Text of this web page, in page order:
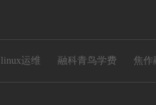
linux运维 融科青鸟学费 焦作